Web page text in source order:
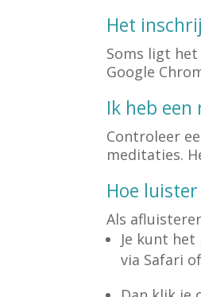
Het
Soms ligt
Google
Ik heb
Controleer
meditaties.
Hoe
Als
Je kunt
via Safari